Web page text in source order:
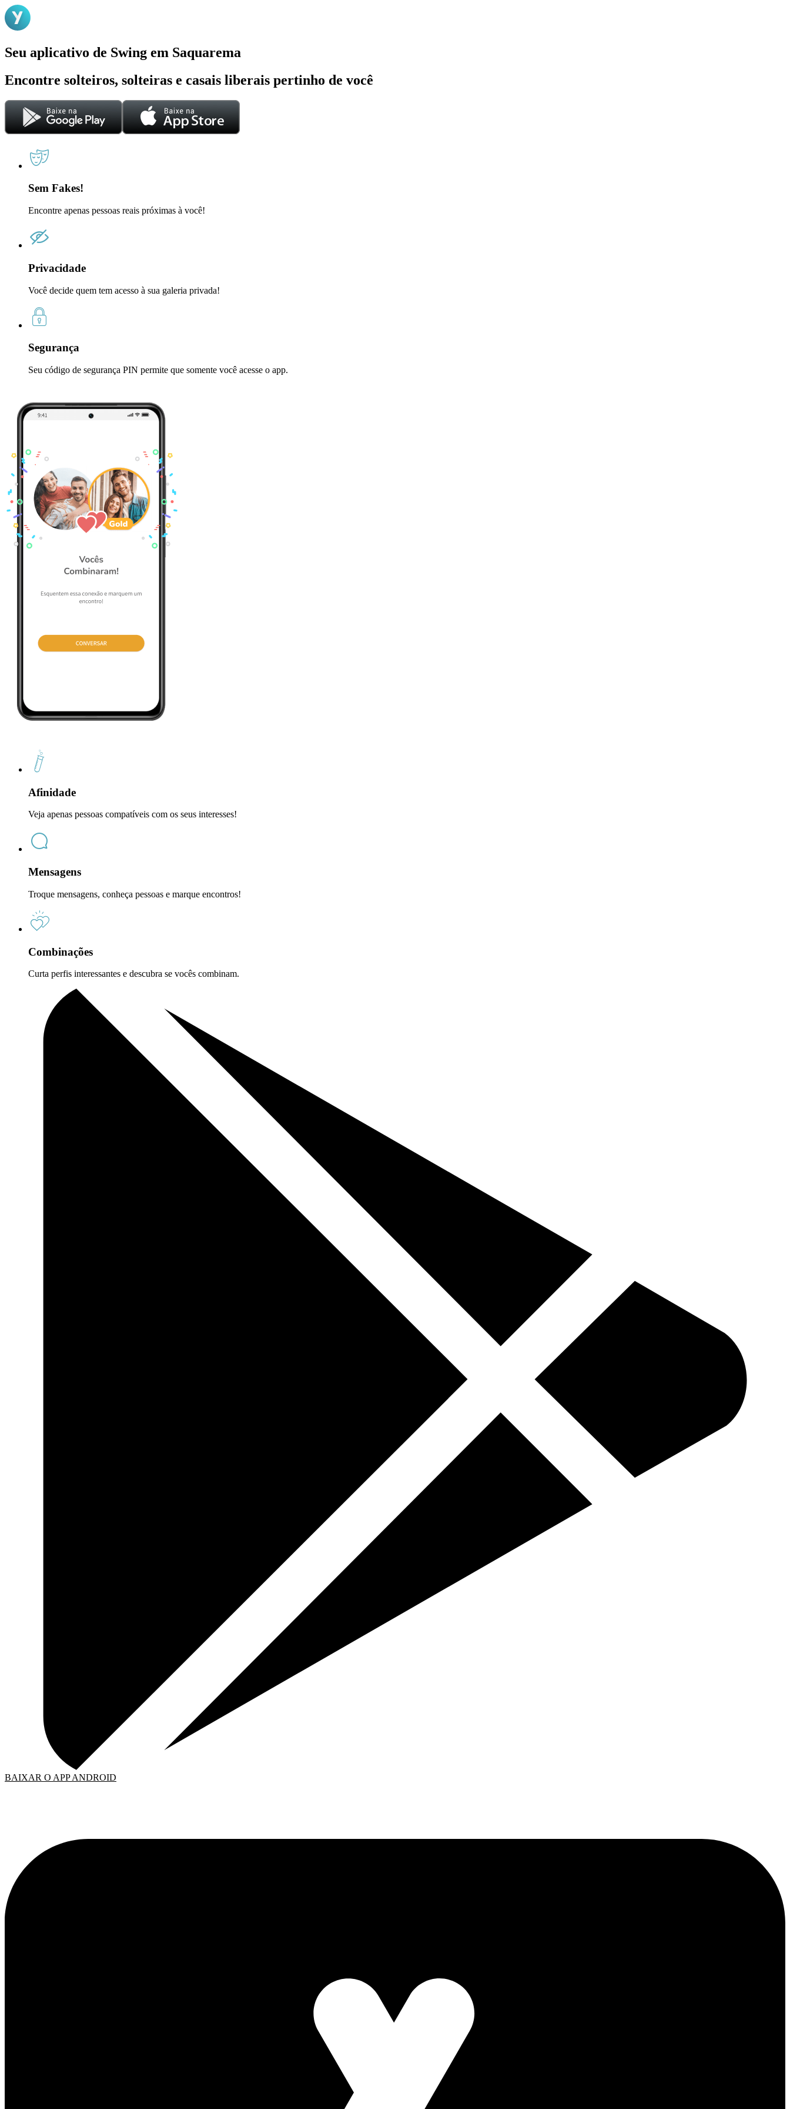
Seu aplicativo de Swing em Saquarema
Encontre solteiros, solteiras e casais liberais pertinho de você
Sem Fakes!
Encontre apenas pessoas reais próximas à você!
Privacidade
Você decide quem tem acesso à sua galeria privada!
Segurança
Seu código de segurança PIN permite que somente você acesse o app.
Afinidade
Veja apenas pessoas compatíveis com os seus interesses!
Mensagens
Troque mensagens, conheça pessoas e marque encontros!
Combinações
Curta perfis interessantes e descubra se vocês combinam.
BAIXAR O APP ANDROID